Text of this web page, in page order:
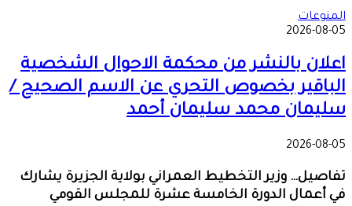
المنوعات
2026-08-05
اعلان بالنشر من محكمة الاحوال الشخصية
الباقير بخصوص التحري عن الاسم الصحيح /
سليمان محمد سليمان أحمد
2026-08-05
تفاصيل… وزير التخطيط العمراني بولاية الجزيرة يشارك
في أعمال الدورة الخامسة عشرة للمجلس القومي